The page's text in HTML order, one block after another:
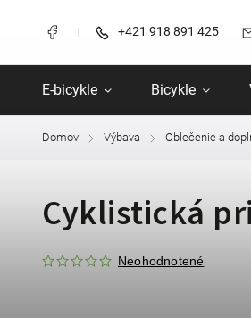
+421 918 891 425
E-bicykle Bicykle
Domov / Výbava / Oblečenie a
Cyklistická
Neohodnotené